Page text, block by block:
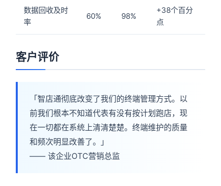
数据回收及时
率
60% 98%
+38个百分
点
客户评价
「智店通彻底改变了我们的终端管理方式。以
前我们根本不知道代表有没有按计划跑店，现
在一切都在系统上清清楚楚。终端维护的质量
和频次明显改善了。」
—— 该企业OTC营销总监